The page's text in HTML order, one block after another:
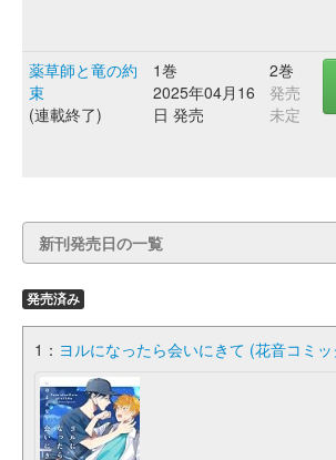
薬草師と竜の約
束
(連載終了)
1巻
2025年04月16
日 発売
2巻
発売
未定
新刊発売日の一覧
発売済み
1： ヨルになったら会いにきて (花音コミ